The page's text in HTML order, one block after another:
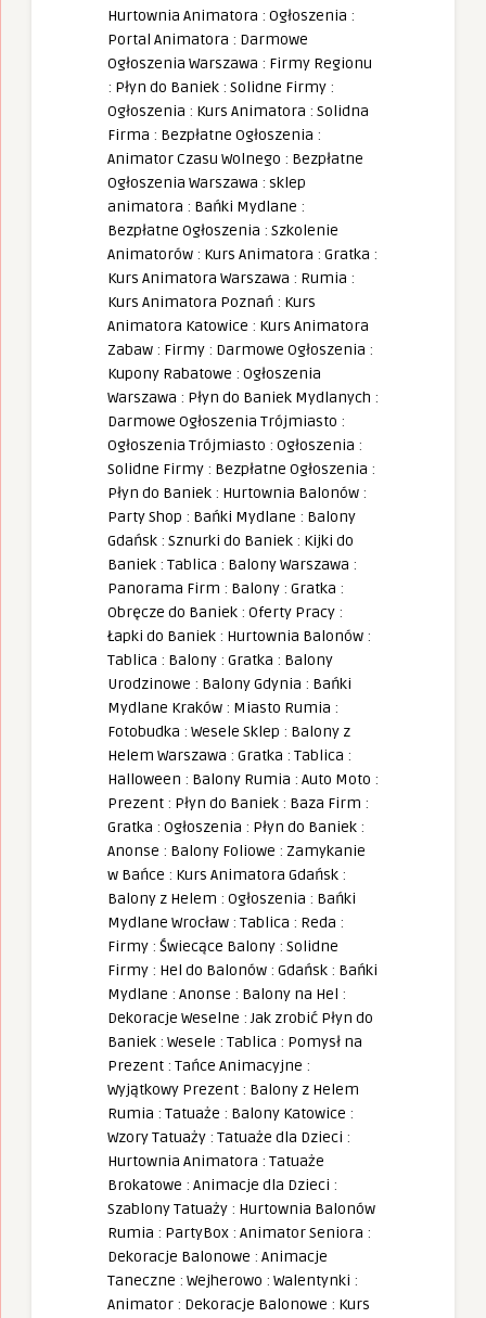
Hurtownia Animatora : Ogłoszenia :
Portal Animatora : Darmowe
Ogłoszenia Warszawa : Firmy Regionu
: Płyn do Baniek : Solidne Firmy :
Ogłoszenia : Kurs Animatora : Solidna
Firma : Bezpłatne Ogłoszenia :
Animator Czasu Wolnego : Bezpłatne
Ogłoszenia Warszawa : sklep
animatora : Bańki Mydlane :
Bezpłatne Ogłoszenia : Szkolenie
Animatorów : Kurs Animatora : Gratka :
Kurs Animatora Warszawa : Rumia :
Kurs Animatora Poznań : Kurs
Animatora Katowice : Kurs Animatora
Zabaw : Firmy : Darmowe Ogłoszenia :
Kupony Rabatowe : Ogłoszenia
Warszawa : Płyn do Baniek Mydlanych :
Darmowe Ogłoszenia Trójmiasto :
Ogłoszenia Trójmiasto : Ogłoszenia :
Solidne Firmy : Bezpłatne Ogłoszenia :
Płyn do Baniek : Hurtownia Balonów :
Party Shop : Bańki Mydlane : Balony
Gdańsk : Sznurki do Baniek : Kijki do
Baniek : Tablica : Balony Warszawa :
Panorama Firm : Balony : Gratka :
Obręcze do Baniek : Oferty Pracy :
Łapki do Baniek : Hurtownia Balonów :
Tablica : Balony : Gratka : Balony
Urodzinowe : Balony Gdynia : Bańki
Mydlane Kraków : Miasto Rumia :
Fotobudka : Wesele Sklep : Balony z
Helem Warszawa : Gratka : Tablica :
Halloween : Balony Rumia : Auto Moto :
Prezent : Płyn do Baniek : Baza Firm :
Gratka : Ogłoszenia : Płyn do Baniek :
Anonse : Balony Foliowe : Zamykanie
w Bańce : Kurs Animatora Gdańsk :
Balony z Helem : Ogłoszenia : Bańki
Mydlane Wrocław : Tablica : Reda :
Firmy : Świecące Balony : Solidne
Firmy : Hel do Balonów : Gdańsk : Bańki
Mydlane : Anonse : Balony na Hel :
Dekoracje Weselne :Jak zrobić Płyn do
Baniek : Wesele : Tablica : Pomysł na
Prezent : Tańce Animacyjne :
Wyjątkowy Prezent : Balony z Helem
Rumia : Tatuaże : Balony Katowice :
Wzory Tatuaży : Tatuaże dla Dzieci :
Hurtownia Animatora : Tatuaże
Brokatowe : Animacje dla Dzieci :
Szablony Tatuaży : Hurtownia Balonów
Rumia : PartyBox : Animator Seniora :
Dekoracje Balonowe : Animacje
Taneczne : Wejherowo : Walentynki :
Animator : Dekoracje Balonowe : Kurs